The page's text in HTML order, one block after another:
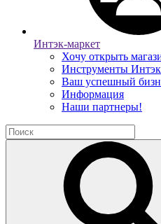
Интэк-маркет
Хочу открыть
Инструменты
Ваш успешный
Информация
Наши партнеры!